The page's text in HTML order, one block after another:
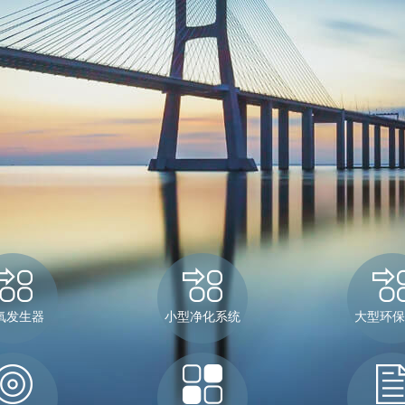
发生器 小型净化系统 大型环